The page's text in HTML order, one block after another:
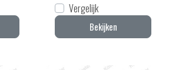
Vergelijk
Bekijken